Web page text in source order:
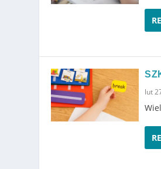
lut